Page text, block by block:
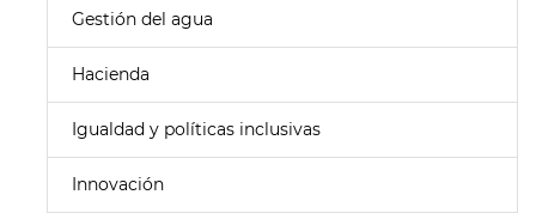
Gestión del agua
Hacienda
Igualdad y políticas inclusivas
Innovación